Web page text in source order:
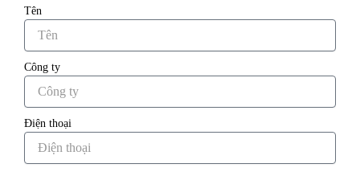
Tên
Công ty
Điện thoại